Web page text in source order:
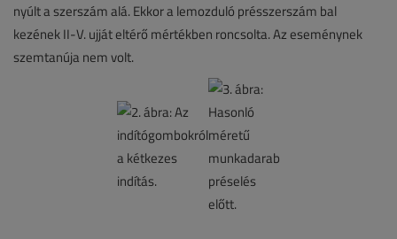
nyúlt a szerszám alá. Ekkor a lemozduló présszerszám bal
kezének II-V. ujját eltérő mértékben roncsolta. Az eseménynek
szemtanúja nem volt.